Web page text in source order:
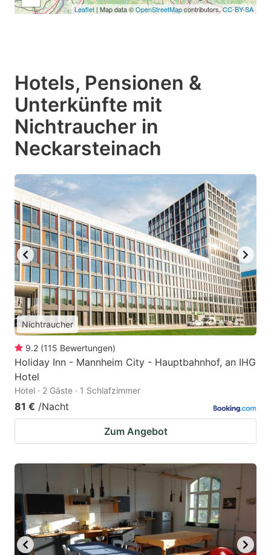
Leaflet | Map data ©OpenStreetMapcontributors,CC-BY-SA
Hotels, Pensionen &
Unterkünfte mit
Nichtraucher in
Neckarsteinach
Nichtraucher
9.2 (115 Bewertungen)
Holiday Inn - Mannheim City - Hauptbahnhof, an IHG
Hotel
Hotel · 2 Gäste · 1 Schlafzimmer
81 € /Nacht
Zum Angebot